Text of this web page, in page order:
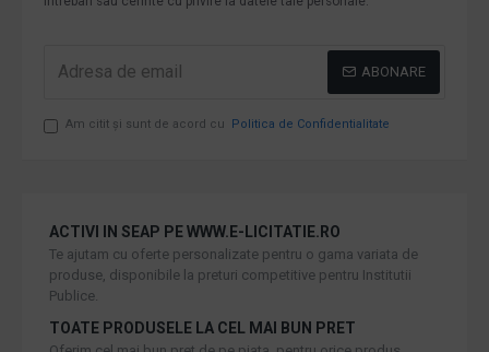
ABONARE
Am citit şi sunt de acord cu Politica de Confidentialitate
ACTIVI IN SEAP PE WWW.E-LICITATIE.RO
Te ajutam cu oferte personalizate pentru o gama variata de
produse, disponibile la preturi competitive pentru Institutii
Publice.
TOATE PRODUSELE LA CEL MAI BUN PRET